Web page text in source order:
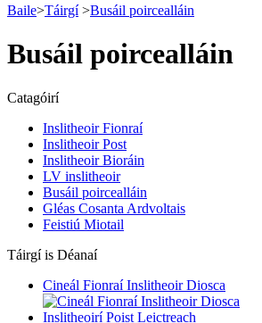
Baile>Táirgí >Busáil poircealláin
Busáil poircealláin
Catagóirí
Inslitheoir Fionraí
Inslitheoir Post
Inslitheoir Bioráin
LV inslitheoir
Busáil poircealláin
Gléas Cosanta Ardvoltais
Feistiú Miotail
Táirgí is Déanaí
Cineál Fionraí Inslitheoir Diosca
Inslitheoirí Poist Leictreach